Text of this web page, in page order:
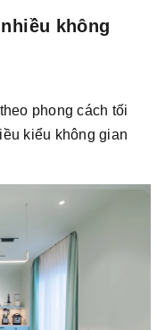
không
phong cách tối
kiểu không gian